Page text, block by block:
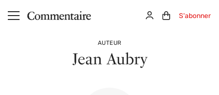
Aller au contenu principal ConnexionPanier (0)
S'abonner
AUTEUR
Jean Aubry